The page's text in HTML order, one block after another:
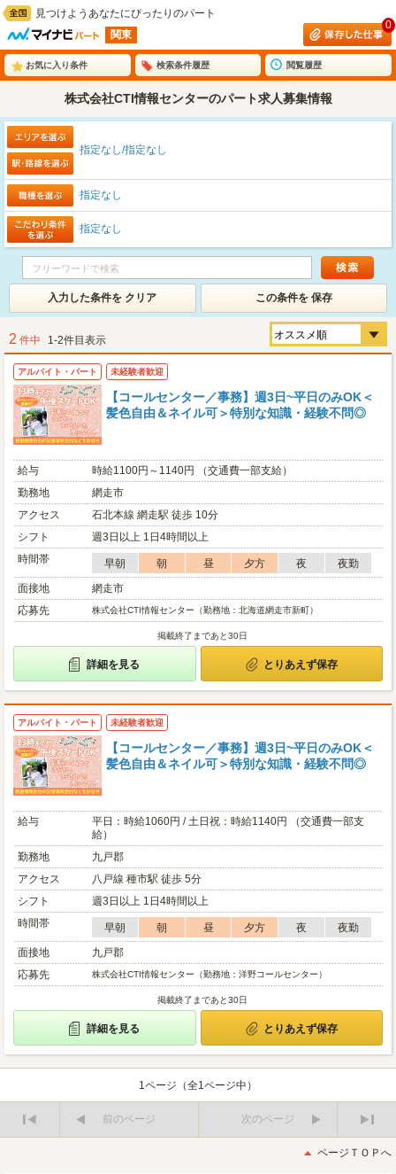
見つけようあなたにぴったりのパート
関東
0
お気に入り条件 検索条件履歴 閲覧履歴
株式会社CTI情報センターのパート求人募集情報
指定なし/指定なし
指定なし
指定なし
入力した条件を クリア この条件を 保存
2 件中 1-2件目表示
アルバイト・パート 未経験者歓迎
【コールセンター／事務】週3日~平日のみOK＜
髪色自由＆ネイル可＞特別な知識・経験不問◎
給与
時給1100円～1140円 （交通費一部支給）
勤務地
網走市
アクセス
石北本線 網走駅 徒歩 10分
シフト
週3日以上 1日4時間以上
時間帯
早朝 朝 昼 夕方 夜
夜勤
面接地
網走市
応募先
株式会社CTI情報センター（勤務地：北海道網走市新町）
掲載終了まであと30日
詳細を見る とりあえず保存
アルバイト・パート 未経験者歓迎
【コールセンター／事務】週3日~平日のみOK＜
髪色自由＆ネイル可＞特別な知識・経験不問◎
給与
平日：時給1060円 / 土日祝：時給1140円 （交通費一部支
給）
勤務地
九戸郡
アクセス
八戸線 種市駅 徒歩 5分
シフト
週3日以上 1日4時間以上
時間帯
早朝 朝 昼 夕方 夜
夜勤
面接地
九戸郡
応募先
株式会社CTI情報センター（勤務地：洋野コールセンター）
掲載終了まであと30日
詳細を見る とりあえず保存
1ページ（全1ページ中）
前のページ
次のページ
後
ページＴＯＰへ